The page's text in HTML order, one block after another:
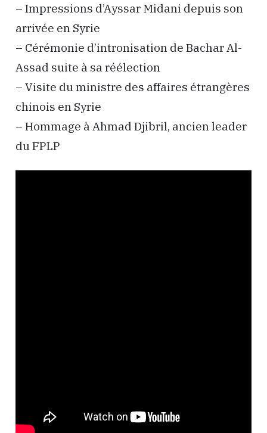
– Impressions d’Ayssar Midani depuis son
arrivée en Syrie
– Cérémonie d’intronisation de Bachar Al-
Assad suite à sa réélection
– Visite du ministre des affaires étrangères
chinois en Syrie
– Hommage à Ahmad Djibril, ancien leader
du FPLP